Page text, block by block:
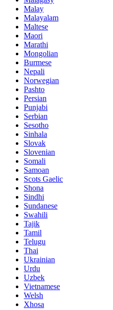
Malay
Malayalam
Maltese
Maori
Marathi
Mongolian
Burmese
Nepali
Norwegian
Pashto
Persian
Punjabi
Serbian
Sesotho
Sinhala
Slovak
Slovenian
Somali
Samoan
Scots Gaelic
Shona
Sindhi
Sundanese
Swahili
Tajik
Tamil
Telugu
Thai
Ukrainian
Urdu
Uzbek
Vietnamese
Welsh
Xhosa